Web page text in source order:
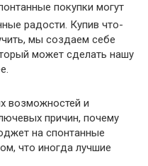
покупки могут
радости. Купив что-
мы создаем себе
может сделать нашу
возможностей и
причин, почему
на спонтанные
что иногда лучшие